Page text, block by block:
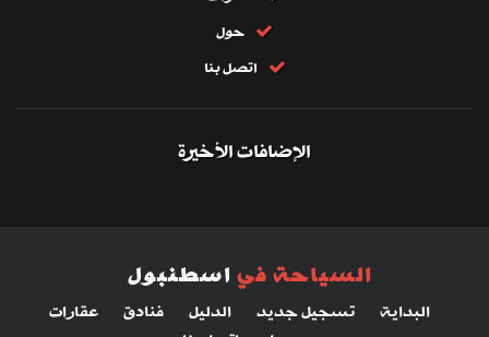
حول
اتصل بنا
الإضافات الأخيرة
السياحة فياسطنبول
البداية تسجيل جديد الدليل فنادق
عقارات